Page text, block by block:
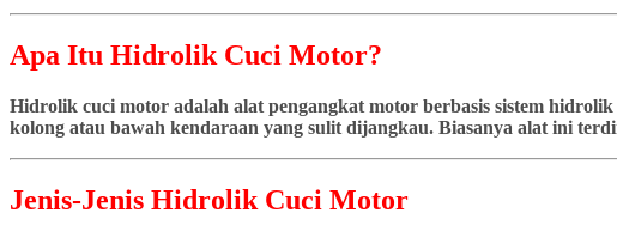
Apa Itu Hidrolik Cuci Motor?
Hidrolik cuci motor adalah alat pengangkat motor berbasis sistem
kolong atau bawah kendaraan yang sulit dijangkau. Biasanya alat ini
Jenis-Jenis Hidrolik Cuci Motor